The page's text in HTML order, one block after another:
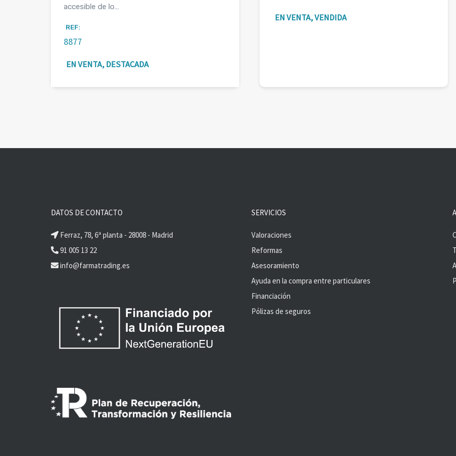
accesible de lo…
REF:
8877
EN VENTA, DESTACADA
EN VENTA, VENDIDA
DATOS DE CONTACTO
Ferraz, 78, 6ª planta - 28008 - Madrid
91 005 13 22
info@farmatrading.es
SERVICIOS
Valoraciones
Reformas
Asesoramiento
Ayuda en la compra entre particulares
Financiación
Pólizas de seguros